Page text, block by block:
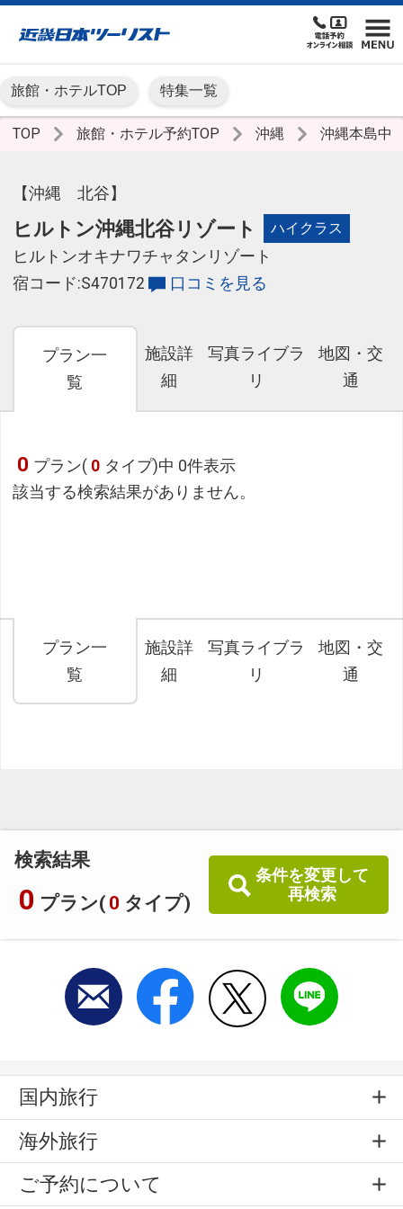
旅館・ホテルTOP 特集一覧
TOP 旅館・ホテル予約TOP 沖縄 沖縄本島中
【沖縄 北谷】
ヒルトン沖縄北谷リゾート ハイクラス
ヒルトンオキナワチャタンリゾート
宿コード:S470172
口コミを見る
プラン一
覧
施設詳
細
写真ライブラ
リ
地図・交
通
検索結果
0 プラン( 0 タイプ)
条件を変更して
再検索
0 プラン( 0 タイプ)中 0件表示
該当する検索結果がありません。
プラン一
覧
施設詳
細
写真ライブラ
リ
地図・交
通
国内旅行
海外旅行
ご予約について